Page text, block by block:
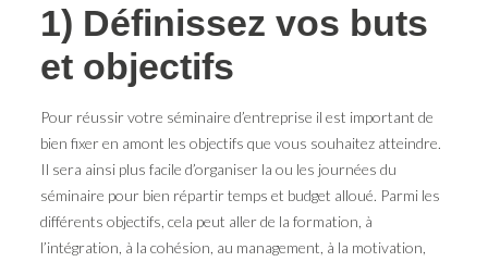
1) Définissez vos buts
et objectifs
Pour réussir votre séminaire d’entreprise il est important de
bien fixer en amont les objectifs que vous souhaitez atteindre.
Il sera ainsi plus facile d’organiser la ou les journées du
séminaire pour bien répartir temps et budget alloué. Parmi les
différents objectifs, cela peut aller de la formation, à
l’intégration, à la cohésion, au management, à la motivation,